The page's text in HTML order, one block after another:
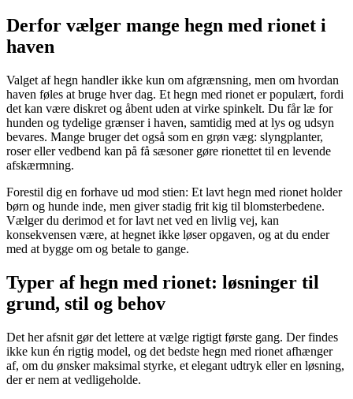
Derfor vælger mange hegn med rionet i
haven
Valget af hegn handler ikke kun om afgrænsning, men om hvordan
haven føles at bruge hver dag. Et hegn med rionet er populært, fordi
det kan være diskret og åbent uden at virke spinkelt. Du får læ for
hunden og tydelige grænser i haven, samtidig med at lys og udsyn
bevares. Mange bruger det også som en grøn væg: slyngplanter,
roser eller vedbend kan på få sæsoner gøre rionettet til en levende
afskærmning.
Forestil dig en forhave ud mod stien: Et lavt hegn med rionet holder
børn og hunde inde, men giver stadig frit kig til blomsterbedene.
Vælger du derimod et for lavt net ved en livlig vej, kan
konsekvensen være, at hegnet ikke løser opgaven, og at du ender
med at bygge om og betale to gange.
Typer af hegn med rionet: løsninger til
grund, stil og behov
Det her afsnit gør det lettere at vælge rigtigt første gang. Der findes
ikke kun én rigtig model, og det bedste hegn med rionet afhænger
af, om du ønsker maksimal styrke, et elegant udtryk eller en løsning,
der er nem at vedligeholde.